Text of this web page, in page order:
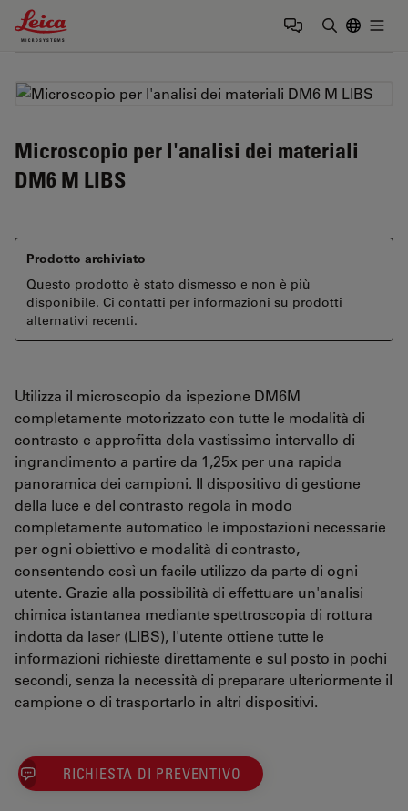
Leica Microsystems Logo
Microscopio per l'analisi dei materiali
DM6 M LIBS
Prodotto archiviato
Questo prodotto è stato dismesso e non è più
disponibile. Ci contatti per informazioni su prodotti
alternativi recenti.
Utilizza il microscopio da ispezione DM6M
completamente motorizzato con tutte le modalità di
contrasto e approfitta dela vastissimo intervallo di
ingrandimento a partire da 1,25x per una rapida
panoramica dei campioni. Il dispositivo di gestione
della luce e del contrasto regola in modo
completamente automatico le impostazioni necessarie
per ogni obiettivo e modalità di contrasto,
consentendo così un facile utilizzo da parte di ogni
utente. Grazie alla possibilità di effettuare un'analisi
chimica istantanea mediante spettroscopia di rottura
indotta da laser (LIBS), l'utente ottiene tutte le
informazioni richieste direttamente e sul posto in pochi
secondi, senza la necessità di preparare ulteriormente il
campione o di trasportarlo in altri dispositivi.
RICHIESTA DI PREVENTIVO